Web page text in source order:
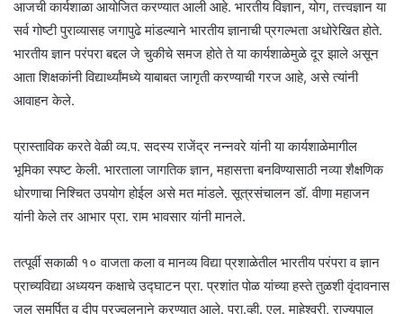
आजची कार्यशाळा आयोजित करण्यात आली आहे. भारतीय विज्ञान, योग, तत्त्वज्ञान या
सर्व गोष्टी पुराव्यासह जगापुढे मांडल्याने भारतीय ज्ञानाची प्रगल्भता अधोरेखित होते.
भारतीय ज्ञान परंपरा बद्दल जे चुकीचे समज होते ते या कार्यशाळेमुळे दूर झाले असून
आता शिक्षकांनी विद्यार्थ्यांमध्ये याबाबत जागृती करण्याची गरज आहे, असे त्यांनी
आवाहन केले.
प्रास्ताविक करते वेळी व्य.प. सदस्य राजेंद्र नन्नवरे यांनी या कार्यशाळेमागील
भूमिका स्पष्ट केली. भारताला जागतिक ज्ञान, महासत्ता बनविण्यासाठी नव्या शैक्षणिक
धोरणाचा निश्चित उपयोग होईल असे मत मांडले. सूत्रसंचालन डॉ. वीणा महाजन
यांनी केले तर आभार प्रा. राम भावसार यांनी मानले.
तत्पूर्वी सकाळी १० वाजता कला व मानव्य विद्या प्रशाळेतील भारतीय परंपरा व ज्ञान
प्राच्यविद्या अध्ययन कक्षाचे उद्घाटन प्रा. प्रशांत पोळ यांच्या हस्ते तुळशी वृंदावनास
जल समर्पित व दीप प्रज्वलनाने करण्यात आले. प्रा.व्ही. एल. माहेश्वरी, राज्यपाल